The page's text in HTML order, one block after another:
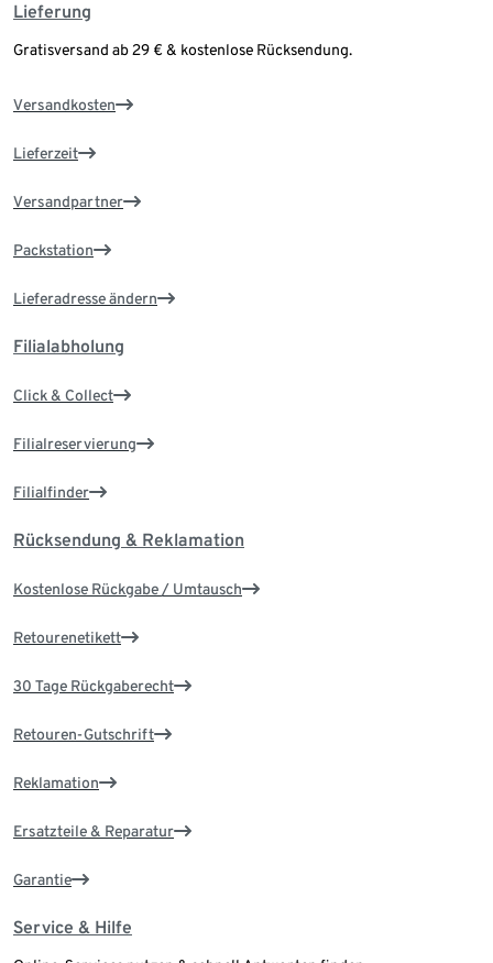
Lieferung
Gratisversand ab 29 € & kostenlose Rücksendung.
Versandkosten
Lieferzeit
Versandpartner
Packstation
Lieferadresse ändern
Filialabholung
Click & Collect
Filialreservierung
Filialfinder
Rücksendung & Reklamation
Kostenlose Rückgabe / Umtausch
Retourenetikett
30 Tage Rückgaberecht
Retouren-Gutschrift
Reklamation
Ersatzteile & Reparatur
Garantie
Service & Hilfe